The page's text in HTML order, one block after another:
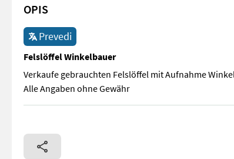
OPIS
Prevedi
Felslöffel Winkelbauer
Verkaufe gebrauchten Felslöffel mit Aufnahme
Alle Angaben ohne Gewähr
Verkaufe gebrauchten Felslöffel mit Aufnahme